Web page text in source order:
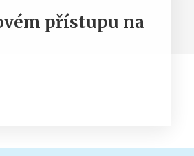
přístupu na